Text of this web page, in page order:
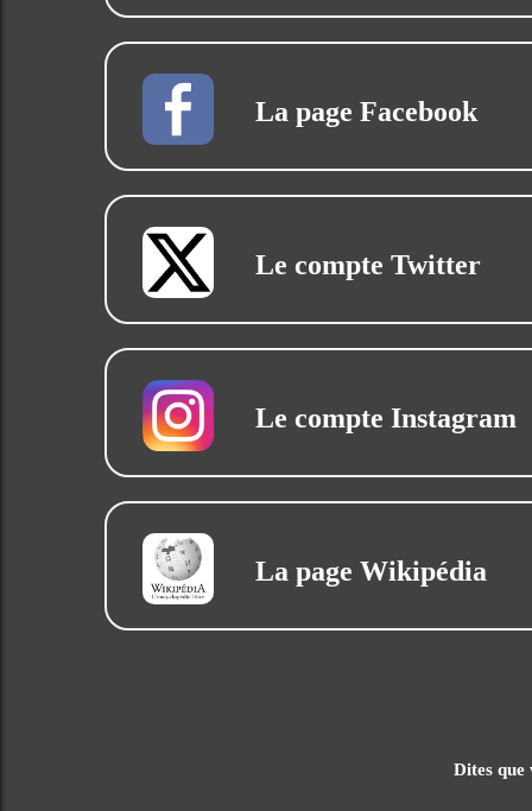
La page Facebook
Le compte Twitter
Le compte Instagram
La page Wikipédia
Dites que